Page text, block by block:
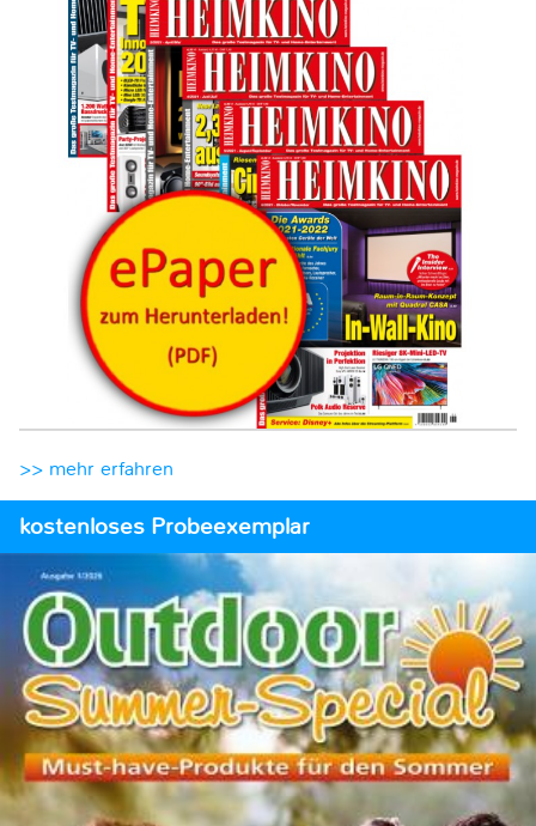
>> mehr erfahren
kostenloses Probeexemplar